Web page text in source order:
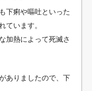
下痢や嘔吐といった
ています。
加熱によって死滅さ
ありましたので、下